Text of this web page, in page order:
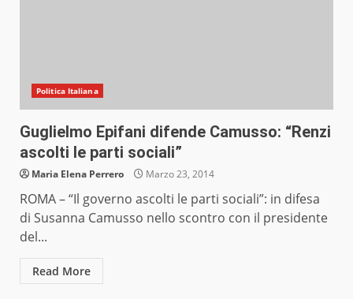
Politica Italiana
Guglielmo Epifani difende Camusso: “Renzi
ascolti le parti sociali”
Maria Elena Perrero Marzo 23, 2014
ROMA – “Il governo ascolti le parti sociali”: in difesa
di Susanna Camusso nello scontro con il presidente
del...
Read More